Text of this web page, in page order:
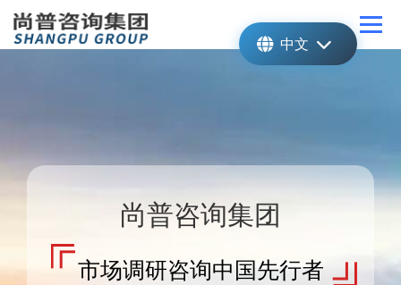
中文
尚普咨询集团
市场调研咨询中国先行者